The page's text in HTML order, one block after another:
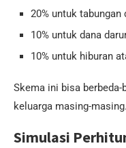
20% untuk tabungan
10% untuk dana
10% untuk hiburan
Skema ini bisa
keluarga masing-masing.
Simulasi